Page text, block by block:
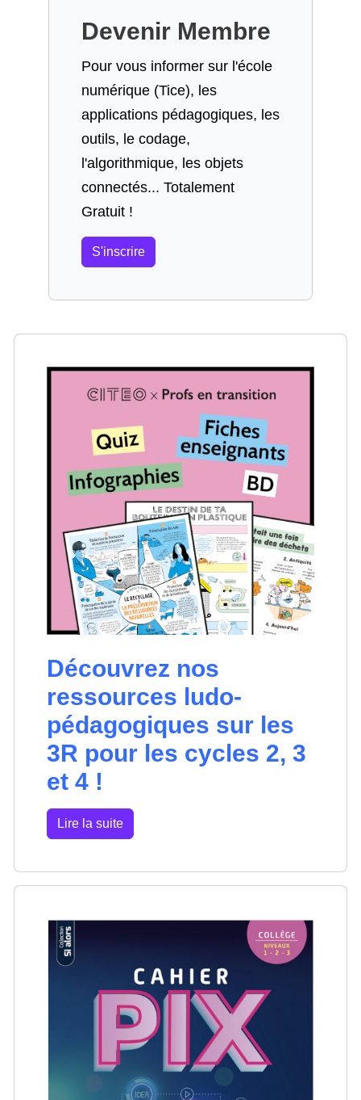
Devenir Membre
Pour vous informer sur l'école
numérique (Tice), les
applications pédagogiques, les
outils, le codage,
l'algorithmique, les objets
connectés... Totalement
Gratuit !
S'inscrire
Découvrez nos
ressources ludo-
pédagogiques sur les
3R pour les cycles 2, 3
et 4 !
Lire la suite